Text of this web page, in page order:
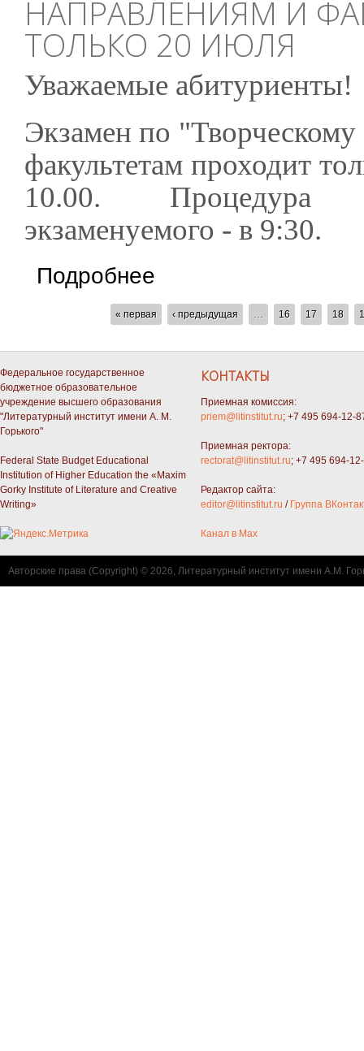
НАПРАВЛЕНИЯМ И
ТОЛЬКО 20 ИЮЛЯ
Уважаемые абитуриенты!
Экзамен по
факультетам проходит
10.00. Процедура
экзаменуемого - в 9:30.
Подробнее
СТРАНИЦЫ« первая ‹ предыдущая 16 17 18
Федеральное государственное
бюджетное образовательное
учреждение высшего образования
"Литературный институт имени А. М.
Горького"
Federal State Budget Educational
Institution of Higher Education the «Maxim
Gorky Institute of Literature and Creative
Writing»
КОНТАКТЫ
Приемная комиссия:
priem@litinstitut.ru; +7 495 694-12-
Приемная ректора:
rectorat@litinstitut.ru; +7 495 694-
Редактор сайта:
editor@litinstitut.ru / Группа
Канал в Max
Авторские права (Copyright) © 2026, Литературный институт имени А.М.